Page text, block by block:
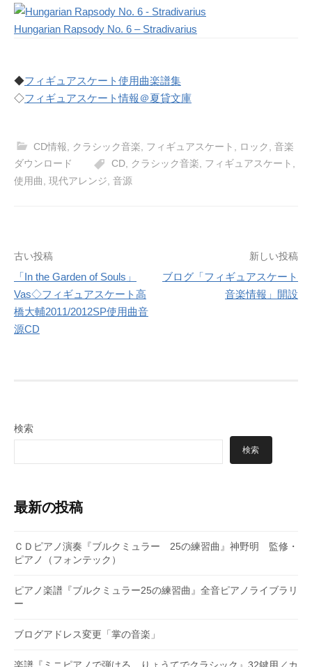
Hungarian Rapsody No. 6 – Stradivarius
◆フィギュアスケート使用曲楽譜集
◇フィギュアスケート情報＠夏貸文庫
CD情報 クラシック音楽 フィギュアスケート ロック
音楽
ダウンロード
CD, クラシック音楽, フィギュアスケート ,
使用曲
現代アレンジ 音源
投
稿
ナ
ビ
ョ
ン
古い投稿
「In the Garden of Souls」
Vas◇フィギュアスケート高
橋大輔2011/2012SP使用曲音
源CD
新しい投稿
ブログ「フィギュアスケート
音楽情報」開設
検索
検索
最新の投稿
ＣＤピアノ演奏『ブルクミュラー 25の練習曲』神野明 監修・
ピアノ（フォンテック）
ピアノ楽譜『ブルクミュラー25の練習曲』全音ピアノライブラリ
ー
ブログアドレス変更「掌の音楽」